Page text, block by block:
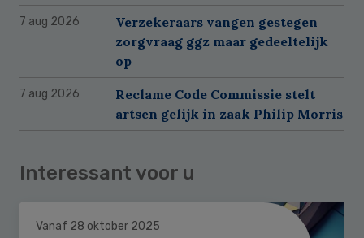
7 aug 2026
Verzekeraars vangen gestegen
zorgvraag ggz maar gedeeltelijk
op
7 aug 2026
Reclame Code Commissie stelt
artsen gelijk in zaak Philip Morris
Interessant voor u
Vanaf 28 oktober 2025